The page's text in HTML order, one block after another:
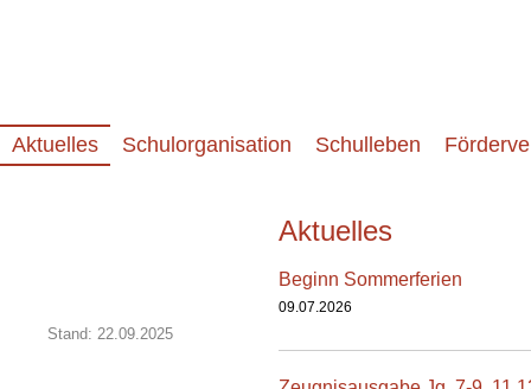
Aktuelles Schulorganisation Schulleben
Stand: 22.09.2025
Aktuelles
Beginn Sommerferien
09.07.2026